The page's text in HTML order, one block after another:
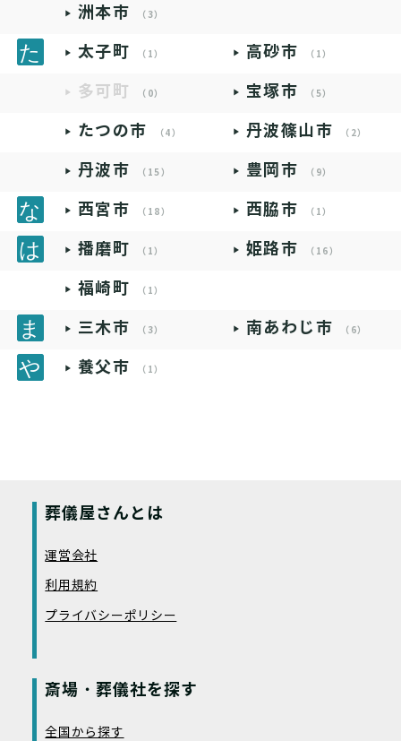
洲本市 （3）
太子町 （1） 高砂市 （1）
多可町 （0） 宝塚市 （5）
たつの市 （4） 丹波篠山市 （2）
丹波市 （15） 豊岡市 （9）
西宮市 （18） 西脇市 （1）
播磨町 （1） 姫路市 （16）
福崎町 （1）
三木市 （3） 南あわじ市 （6）
養父市 （1）
葬儀屋さんとは
運営会社
利用規約
プライバシーポリシー
斎場・葬儀社を探す
全国から探す